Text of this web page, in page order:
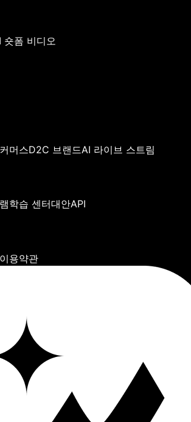
숏폼 비디오
머스D2C 브랜드AI 라이브 스트림
학습 센터대안API
이용약관